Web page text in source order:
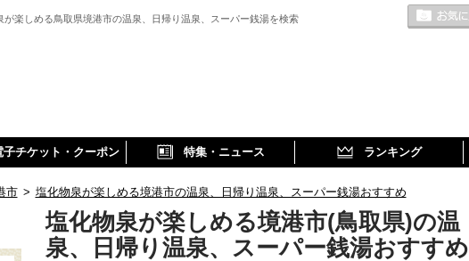
が楽しめる鳥取県境港市の温泉、日帰り温泉、スーパー銭湯を検索
子チケット・クーポン 特集・ニュース ランキング
市 > 塩化物泉が楽しめる境港市の温泉、日帰り温泉、スーパー銭湯おすすめ
塩化物泉が楽しめる境港市(鳥取県)の温
泉、日帰り温泉、スーパー銭湯おすすめ